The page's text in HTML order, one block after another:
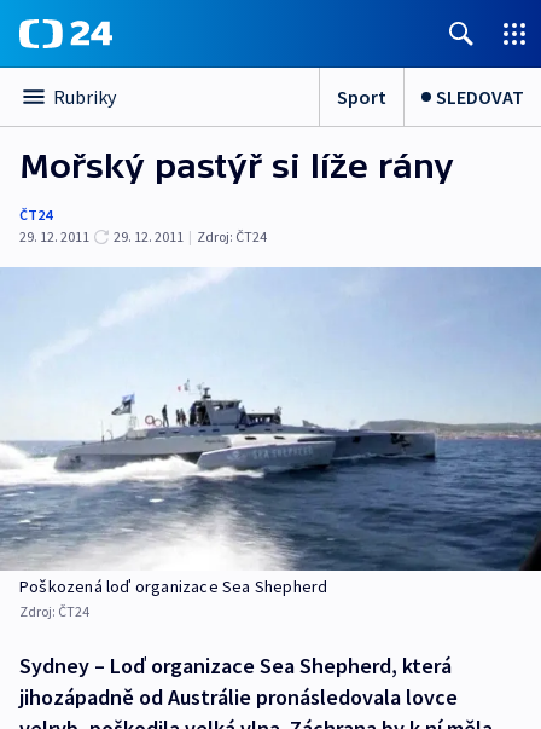
Rubriky Sport SLEDOVAT
Mořský pastýř si líže rány
ČT24
29. 12. 2011
29. 12. 2011 | Zdroj: ČT24
Poškozená loď organizace Sea Shepherd
Zdroj: ČT24
Sydney – Loď organizace Sea Shepherd, která
jihozápadně od Austrálie pronásledovala lovce